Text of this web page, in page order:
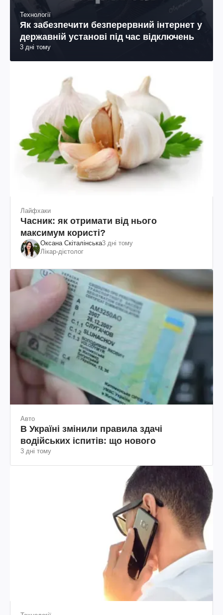
Технології
Як забезпечити безперервний інтернет у
державній установі під час відключень
3 дні тому
Лайфхаки
Часник: як отримати від нього
максимум користі?
Оксана Скіталінська3 дні тому
Лікар-дієтолог
Авто
В Україні змінили правила здачі
водійських іспитів: що нового
3 дні тому